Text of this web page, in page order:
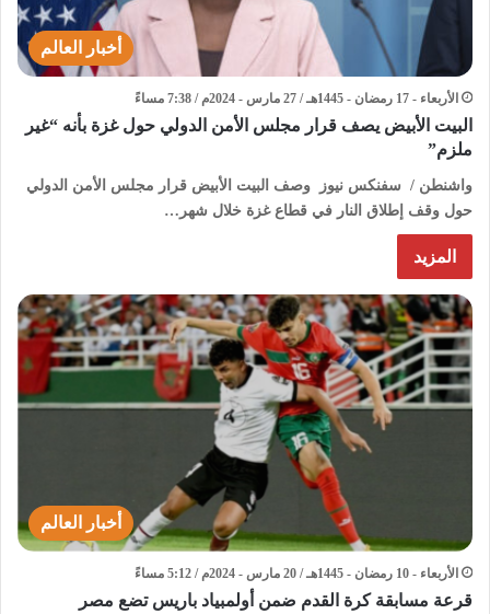
أخبار العالم
الأربعاء - 17 رمضان - 1445هـ / 27 مارس - 2024م / 7:38 مساءً
البيت الأبيض يصف قرار مجلس الأمن الدولي حول غزة بأنه “غير
ملزم”
واشنطن / سفنكس نيوز وصف البيت الأبيض قرار مجلس الأمن الدولي
حول وقف إطلاق النار في قطاع غزة خلال شهر…
المزيد
أخبار العالم
الأربعاء - 10 رمضان - 1445هـ / 20 مارس - 2024م / 5:12 مساءً
قرعة مسابقة كرة القدم ضمن أولمبياد باريس تضع مصر